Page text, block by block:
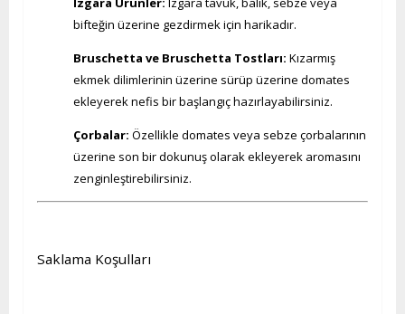
bifteğin üzerine gezdirmek için harikadır.
Bruschetta ve Bruschetta Tostları: Kızarmış
ekmek dilimlerinin üzerine sürüp üzerine domates
ekleyerek nefis bir başlangıç hazırlayabilirsiniz.
Çorbalar: Özellikle domates veya sebze çorbalarının
üzerine son bir dokunuş olarak ekleyerek aromasını
zenginleştirebilirsiniz.
Saklama Koşulları